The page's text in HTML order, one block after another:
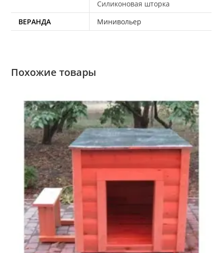
Силиконовая шторка
ВЕРАНДА
Минивольер
Похожие товары